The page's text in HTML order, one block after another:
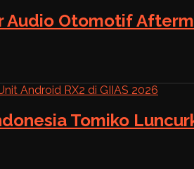
Audio Otomotif
Tomiko